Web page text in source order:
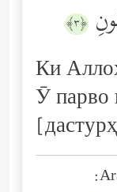
﴿٣﴾
Ки
Ӯ парво